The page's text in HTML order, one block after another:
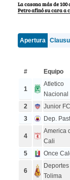
La casona más de
Petro afinó su cara a
Apertura
#
Equipo
1
Atletico
Nacional
2 Junior FC
3
Dep.
4
America
Cali
5 Once
6
Deportes
Tolima